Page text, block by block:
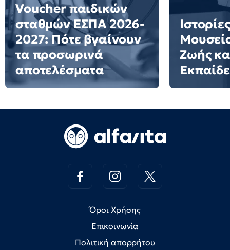
Voucher παιδικών
σταθμών ΕΣΠΑ 2026-
2027: Πότε βγαίνουν
τα προσωρινά
αποτελέσματα
Ζωής
Όροι Χρήσης
Επικοινωνία
Πολιτική απορρήτου